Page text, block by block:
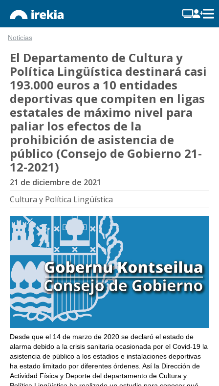
Noticias
El Departamento de Cultura y
Política Lingüística destinará casi
193.000 euros a 10 entidades
deportivas que compiten en ligas
estatales de máximo nivel para
paliar los efectos de la
prohibición de asistencia de
público (Consejo de Gobierno 21-
12-2021)
21 de diciembre de 2021
Cultura y Política Lingüística
Desde que el 14 de marzo de 2020 se declaró el estado de
alarma debido a la crisis sanitaria ocasionada por el Covid-19 la
asistencia de público a los estadios e instalaciones deportivas
ha estado limitado por diferentes órdenes. Así la Dirección de
Actividad Física y Deporte del departamento de Cultura y